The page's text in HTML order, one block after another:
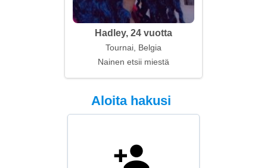
Hadley, 24 vuotta
Tournai, Belgia
Nainen etsii miestä
Aloita hakusi